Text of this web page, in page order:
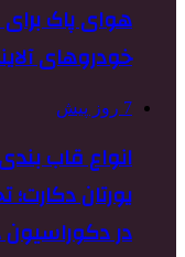
هوای پاک
خودروهای
7 روز پیش
انواع قاب
یورتان
در